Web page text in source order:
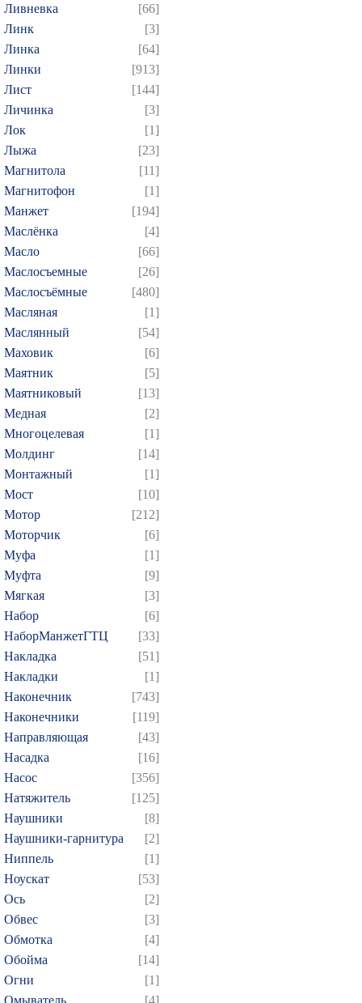
Ливневка
[66]
Линк
[3]
Линка
[64]
Линки
[913]
Лист
[144]
Личинка
[3]
Лок
[1]
Лыжа
[23]
Магнитола
[11]
Магнитофон
[1]
Манжет
[194]
Маслёнка
[4]
Масло
[66]
Маслосъемные
[26]
Маслосъёмные
[480]
Масляная
[1]
Маслянный
[54]
Маховик
[6]
Маятник
[5]
Маятниковый
[13]
Медная
[2]
Многоцелевая
[1]
Молдинг
[14]
Монтажный
[1]
Мост
[10]
Мотор
[212]
Моторчик
[6]
Муфа
[1]
Муфта
[9]
Мягкая
[3]
Набор
[6]
НаборМанжетГТЦ
[33]
Накладка
[51]
Накладки
[1]
Наконечник
[743]
Наконечники
[119]
Направляющая
[43]
Насадка
[16]
Насос
[356]
Натяжитель
[125]
Наушники
[8]
Наушники-гарнитура
[2]
Ниппель
[1]
Ноускат
[53]
Оcь
[2]
Обвес
[3]
Обмотка
[4]
Обойма
[14]
Огни
[1]
Омыватель
[4]